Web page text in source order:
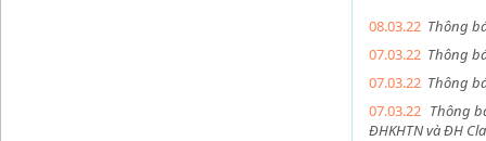
08.03.22 Thông
07.03.22 Thông
07.03.22 Thông
07.03.22 Thông
ĐHKHTN và ĐH